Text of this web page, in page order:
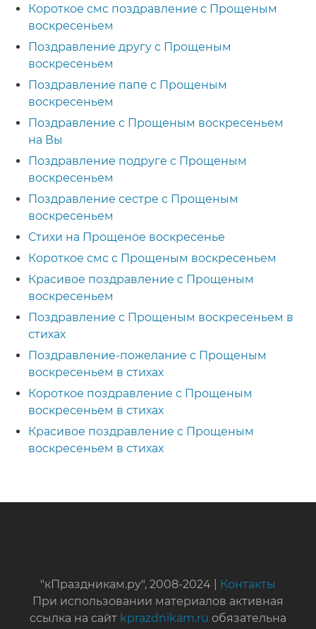
Короткое смс поздравление с Прощеным
воскресеньем
Поздравление другу с Прощеным
воскресеньем
Поздравление папе с Прощеным
воскресеньем
Поздравление с Прощеным воскресеньем
на Вы
Поздравление подруге с Прощеным
воскресеньем
Поздравление сестре с Прощеным
воскресеньем
Стихи на Прощеное воскресенье
Короткое смс с Прощеным воскресеньем
Красивое поздравление с Прощеным
воскресеньем
Поздравление с Прощеным воскресеньем в
стихах
Поздравление-пожелание с Прощеным
воскресеньем в стихах
Короткое поздравление с Прощеным
воскресеньем в стихах
Красивое поздравление с Прощеным
воскресеньем в стихах
"кПраздникам.ру", 2008-2024 |
Контакты
При использовании материалов активная
ссылка на сайт kprazdnikam.ru обязательна